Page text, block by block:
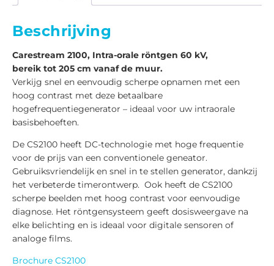
Beschrijving
Carestream 2100, Intra-orale röntgen 60 kV,
bereik tot 205 cm vanaf de muur.
Verkijg snel en eenvoudig scherpe opnamen met een
hoog contrast met deze betaalbare
hogefrequentiegenerator – ideaal voor uw intraorale
basisbehoeften.
De CS2100 heeft DC-technologie met hoge frequentie
voor de prijs van een conventionele geneator.
Gebruiksvriendelijk en snel in te stellen generator, dankzij
het verbeterde timerontwerp. Ook heeft de CS2100
scherpe beelden met hoog contrast voor eenvoudige
diagnose. Het röntgensysteem geeft dosisweergave na
elke belichting en is ideaal voor digitale sensoren of
analoge films.
Brochure CS2100